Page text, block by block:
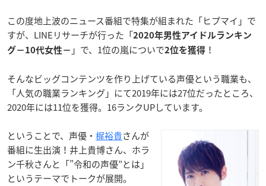
この度地上波のニュース番組で特集が組まれた「ヒプマイ」で
すが、LINEリサーチが行った「2020年男性アイドルランキン
グ−10代女性− 」で、1位の嵐についで2位を獲得 ！
そんなビッグコンテンツを作り上げている声優という職業も、
「人気の職業ランキング」にて2019年には27位だったところ、
2020年には11位を獲得。16ランクUPしています。
ということで、声優・ 梶裕貴さんが
番組に生出演！井上貴博さん、ホラ
ン千秋さんと「”令和の声優”とは」
というテーマでトークが展開。